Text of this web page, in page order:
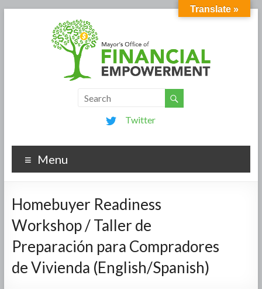
Twitter
Menu
Homebuyer Readiness
Workshop / Taller de
Preparación para Compradores
de Vivienda (English/Spanish)
Translate »